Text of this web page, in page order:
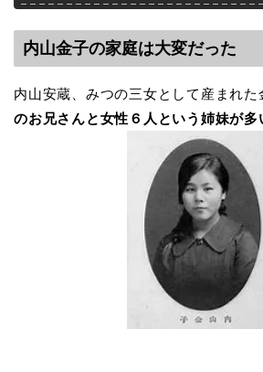
内山金子の家庭は大変だった
内山安蔵、みつの三女として産まれた
のお兄さんと女性６人という姉妹が多